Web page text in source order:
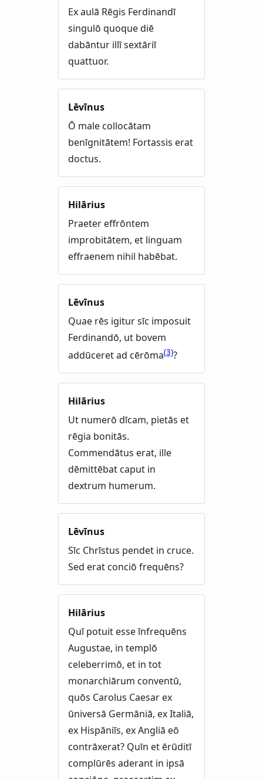
Ex aulā Rēgis Ferdinandī
singulō quoque diē
dabāntur illī sextāriī
quattuor.
Lēvīnus
Ō male collocātam
benīgnitātem! Fortassis erat
doctus.
Hilārius
Praeter effrōntem
improbitātem, et linguam
effraenem nihil habēbat.
Lēvīnus
Quae rēs igitur sīc imposuit
Ferdinandō, ut bovem
addūceret ad cērōma(3)?
Hilārius
Ut numerō dīcam, pietās et
rēgia bonitās.
Commendātus erat, ille
dēmittēbat caput in
dextrum humerum.
Lēvīnus
Sīc Chrīstus pendet in cruce.
Sed erat conciō frequēns?
Hilārius
Quī potuit esse īnfrequēns
Augustae, in templō
celeberrimō, et in tot
monarchiārum conventū,
quōs Carolus Caesar ex
ūniversā Germāniā, ex Italiā,
ex Hispāniīs, ex Angliā eō
contrāxerat? Quīn et ērūditī
complūrēs aderant in ipsā